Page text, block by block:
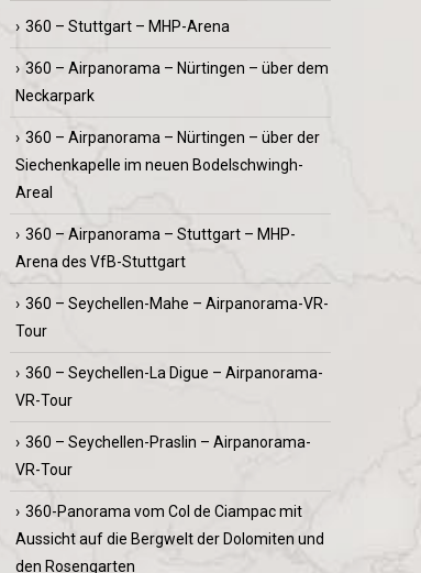
360 – Stuttgart – MHP-Arena
360 – Airpanorama – Nürtingen – über dem
Neckarpark
360 – Airpanorama – Nürtingen – über der
Siechenkapelle im neuen Bodelschwingh-
Areal
360 – Airpanorama – Stuttgart – MHP-
Arena des VfB-Stuttgart
360 – Seychellen-Mahe – Airpanorama-VR-
Tour
360 – Seychellen-La Digue – Airpanorama-
VR-Tour
360 – Seychellen-Praslin – Airpanorama-
VR-Tour
360-Panorama vom Col de Ciampac mit
Aussicht auf die Bergwelt der Dolomiten und
den Rosengarten